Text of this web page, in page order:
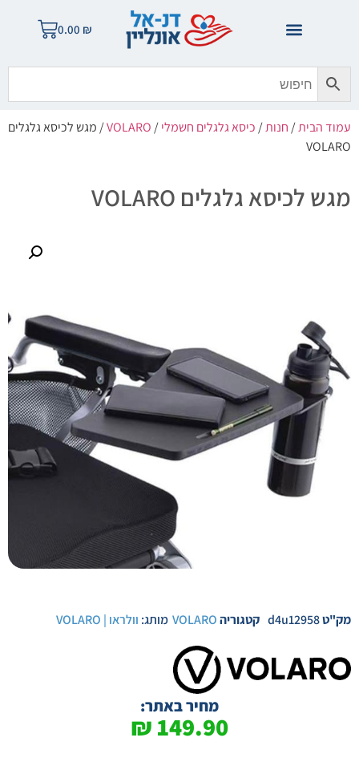
0.00 ₪
עמוד הבית/חנות/כיסא גלגלים חשמלי/
VOLARO/ מגש לכיסא גלגלים
VOLARO
מגש לכיסא גלגלים VOLARO
מק"טd4u12958 קטגוריהVOLARO מותג: וולראו | VOLARO
מחיר באתר:
149.90
₪